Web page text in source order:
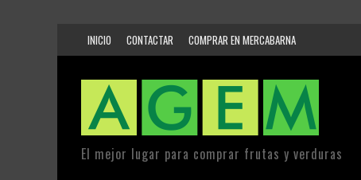
INICIO CONTACTAR COMPRAR EN MERCABARNA
El mejor lugar para comprar frutas y verduras